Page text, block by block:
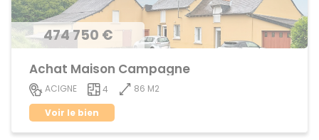
474 750 €
Achat Maison Campagne
ACIGNE 4
86 M2
Voir le bien